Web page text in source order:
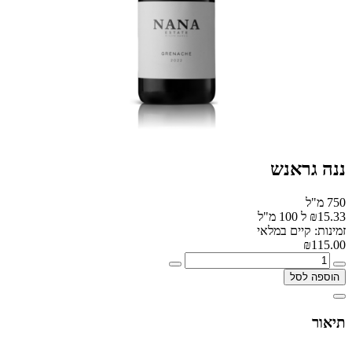
ננה גראנש
750 מ"ל
₪15.33 ל 100 מ"ל
זמינות: קיים במלאי
₪115.00
הוספה לסל
תיאור